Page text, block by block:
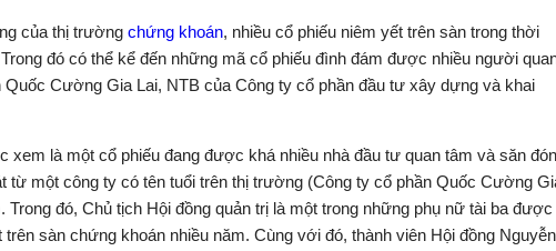
của thị trường chứng khoán, nhiều cổ phiếu niêm yết trên sàn trong thời
đó có thể kể đến những mã cổ phiếu đình đám được nhiều người
Cường Gia Lai, NTB của Công ty cổ phần đầu tư xây dựng và khai
là một cổ phiếu đang được khá nhiều nhà đầu tư quan tâm và săn
từ một công ty có tên tuổi trên thị trường (Công ty cổ phần Quốc Cường
Trong đó, Chủ tịch Hội đồng quản trị là một trong những phụ nữ tài ba được
sàn chứng khoán nhiều năm. Cùng với đó, thành viên Hội đồng Nguyễn